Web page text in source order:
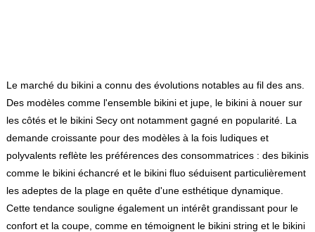
Le marché du bikini a connu des évolutions notables au fil des ans.
Des modèles comme l'ensemble bikini et jupe, le bikini à nouer sur
les côtés et le bikini Secy ont notamment gagné en popularité. La
demande croissante pour des modèles à la fois ludiques et
polyvalents reflète les préférences des consommatrices : des bikinis
comme le bikini échancré et le bikini fluo séduisent particulièrement
les adeptes de la plage en quête d'une esthétique dynamique.
Cette tendance souligne également un intérêt grandissant pour le
confort et la coupe, comme en témoignent le bikini string et le bikini